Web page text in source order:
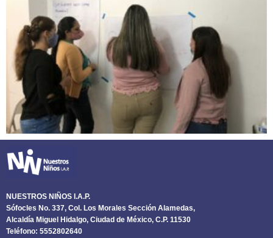
NUESTROS NIÑOS I.A.P.
Sófocles No. 337, Col. Los Morales Sección Alamedas,
Alcaldía Miguel Hidalgo, Ciudad de México, C.P. 11530
Teléfono: 5552802640